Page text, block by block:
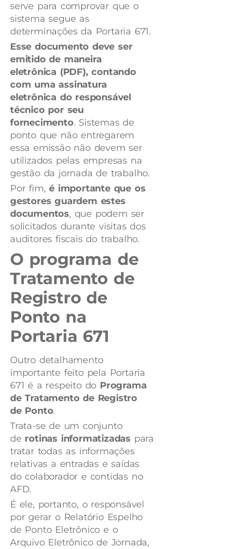
serve para comprovar que o
sistema segue as
determinações da Portaria 671.
Esse documento deve ser
emitido de maneira
eletrônica (PDF), contando
com uma assinatura
eletrônica do responsável
técnico por seu
fornecimento. Sistemas de
ponto que não entregarem
essa emissão não devem ser
utilizados pelas empresas na
gestão da jornada de trabalho.
Por fim,é importante que os
gestores guardem estes
documentos, que podem ser
solicitados durante visitas dos
auditores fiscais do trabalho.
O programa de
Tratamento de
Registro de
Ponto na
Portaria 671
Outro detalhamento
importante feito pela Portaria
671 é a respeito do Programa
de Tratamento de Registro
de Ponto.
Trata-se de um conjunto
de rotinas informatizadas para
tratar todas as informações
relativas a entradas e saídas
do colaborador e contidas no
AFD.
É ele, portanto, o responsável
por gerar o Relatório Espelho
de Ponto Eletrônico e o
Arquivo Eletrônico de Jornada,